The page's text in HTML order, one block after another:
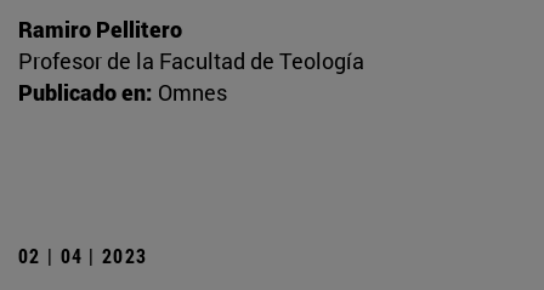
Ramiro Pellitero
Profesor de la Facultad de Teología
Publicado en: Omnes
02 | 04 | 2023